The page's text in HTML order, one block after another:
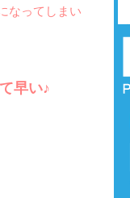
なってしまい
早い♪